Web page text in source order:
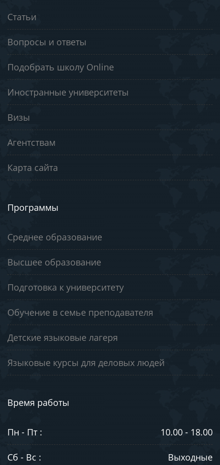
Статьи
Вопросы и ответы
Подобрать школу Online
Иностранные университеты
Визы
Агентствам
Карта сайта
Программы
Среднее образование
Высшее образование
Подготовка к университету
Обучение в семье преподавателя
Детские языковые лагеря
Языковые курсы для деловых людей
Время работы
Пн - Пт : 10.00 - 18.00
Сб - Вс : Выходные